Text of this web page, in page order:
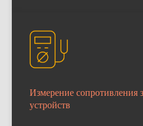
Измерение сопротивления
устройств